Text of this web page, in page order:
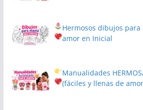
Hermosos dibujos para
amor en Inicial
Manualidades
(fáciles y llenas de